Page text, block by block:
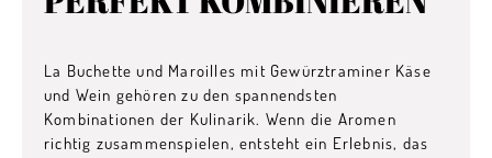
La Buchette und Maroilles mit Gewürztraminer Käse
und Wein gehören zu den spannendsten
Kombinationen der Kulinarik. Wenn die Aromen
richtig zusammenspielen, entsteht ein Erlebnis, das